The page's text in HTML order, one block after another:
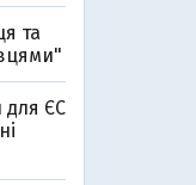
та
для ЄС